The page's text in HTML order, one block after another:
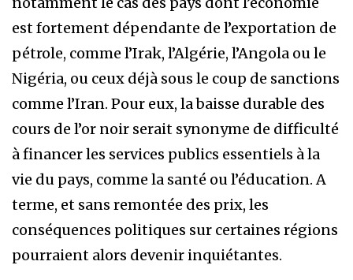
est fortement dépendante de l’exportation de
pétrole, comme l’Irak, l’Algérie, l’Angola ou le
Nigéria, ou ceux déjà sous le coup de sanctions
comme l’Iran. Pour eux, la baisse durable des
cours de l’or noir serait synonyme de difficulté
à financer les services publics essentiels à la
vie du pays, comme la santé ou l’éducation. A
terme, et sans remontée des prix, les
conséquences politiques sur certaines régions
pourraient alors devenir inquiétantes.